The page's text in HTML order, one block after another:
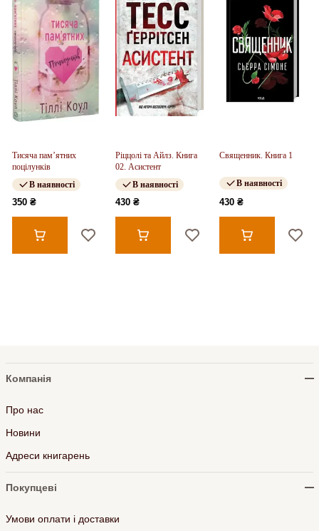
Тисяча пам’ятних
поцілунків
В наявності
350 ₴
Ріццолі та Айлз. Книга
02. Асистент
В наявності
430 ₴
Священник. Книга 1
В наявності
430 ₴
Компанія
Про нас
Новини
Адреси книгарень
Покупцеві
Умови оплати і доставки